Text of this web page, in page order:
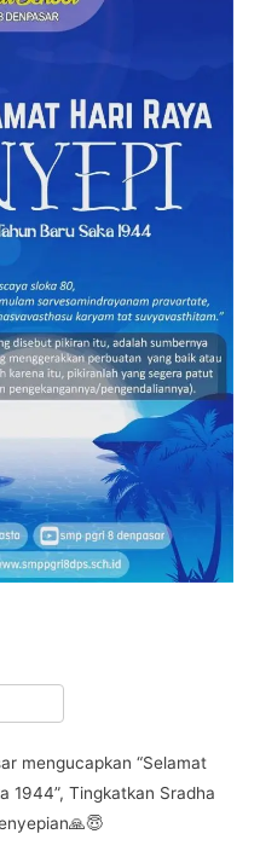
mengucapkan “Selamat
1944”, Tingkatkan Sradha